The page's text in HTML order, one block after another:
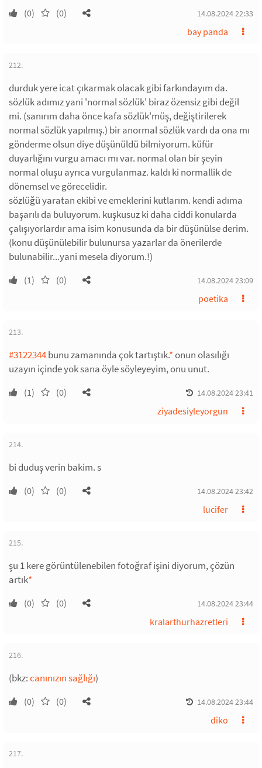
(0) (0) 14.08.2024 22:33
bay panda
212.
durduk yere icat çıkarmak olacak gibi farkındayım da.
sözlük adımız yani 'normal sözlük' biraz özensiz gibi değil
mi. (sanırım daha önce kafa sözlük'müş, değiştirilerek
normal sözlük yapılmış.) bir anormal sözlük vardı da ona mı
gönderme olsun diye düşünüldü bilmiyorum. küfür
duyarlığını vurgu amacı mı var. normal olan bir şeyin
normal oluşu ayrıca vurgulanmaz. kaldı ki normallik de
dönemsel ve görecelidir.
sözlüğü yaratan ekibi ve emeklerini kutlarım. kendi adıma
başarılı da buluyorum. kuşkusuz ki daha ciddi konularda
çalışıyorlardır ama isim konusunda da bir düşünülse derim.
(konu düşünülebilir bulunursa yazarlar da önerilerde
bulunabilir...yani mesela diyorum.!)
(1) (0) 14.08.2024 23:09
poetika
213.
#3122344bunu zamanında çok tartıştık.*onun olasılığı
uzayın içinde yok sana öyle söyleyeyim, onu unut.
(1) (0) 14.08.2024 23:41
ziyadesiyleyorgun
214.
bi duduş verin bakim. s
(0) (0) 14.08.2024 23:42
lucifer
215.
şu 1 kere görüntülenebilen fotoğraf işini diyorum, çözün
artık*
(0) (0) 14.08.2024 23:44
kralarthurhazretleri
216.
(bkz:canınızın sağlığı)
(0) (0) 14.08.2024 23:44
diko
217.